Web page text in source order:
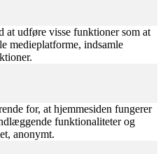
udføre visse funktioner som at
medieplatforme, indsamle
for, at hjemmesiden fungerer
funktionaliteter og
anonymt.